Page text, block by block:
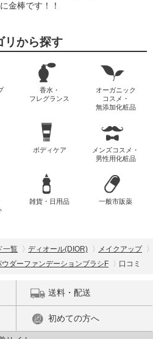
金棒です！！
リから探す
香水・
フレグランス
オーガニック
コスメ・
無添加化粧品
ボディケア
メンズコスメ・
男性用化粧品
雑貨・日用品 一般市販薬
一覧 ディオール(DIOR)
メイクアップ
ダーファンデーションブラシF 口コミ
送料・配送
初めての方へ